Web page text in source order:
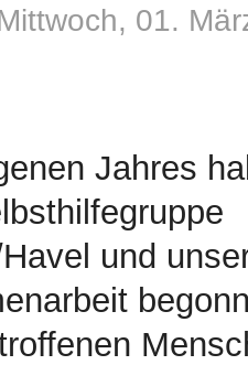
01.
Jahres
und